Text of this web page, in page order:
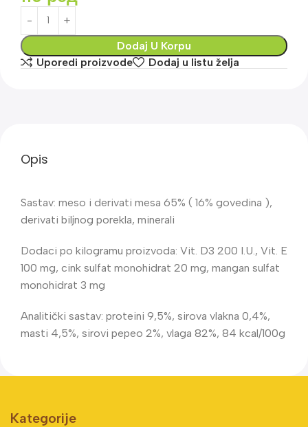
Dodaj U Korpu
Uporedi proizvode
Dodaj u listu želja
Opis
Sastav: meso i derivati mesa 65% ( 16% govedina ),
derivati biljnog porekla, minerali
Dodaci po kilogramu proizvoda: Vit. D3 200 I.U., Vit. E
100 mg, cink sulfat monohidrat 20 mg, mangan sulfat
monohidrat 3 mg
Analitički sastav: proteini 9,5%, sirova vlakna 0,4%,
masti 4,5%, sirovi pepeo 2%, vlaga 82%, 84 kcal/100g
Kategorije